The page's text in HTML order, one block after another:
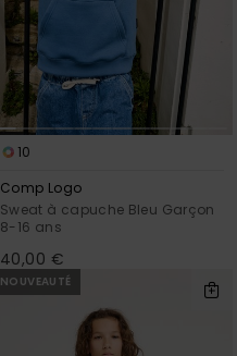
10
Comp Logo
Sweat à capuche Bleu Garçon
8-16 ans
40,00 €
NOUVEAUTÉ